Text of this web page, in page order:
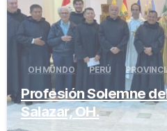
OH MUNDO PERÚ
Profesión Solemne
Salazar, OH.